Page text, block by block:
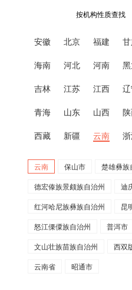
按机构性质查找
安徽 北京 福建
海南 河北 河南
吉林 江苏 江西
青海 山东 山西
西藏 新疆 云南
云南 保山市 楚雄彝族
德宏傣族景颇族自治州 迪
红河哈尼族彝族自治州 昆
怒江傈僳族自治州 普洱市
文山壮族苗族自治州 西双
云南省 昭通市